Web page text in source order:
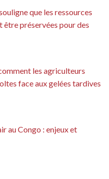
que les ressources
être préservées pour des
les agriculteurs
face aux gelées tardives
au Congo : enjeux et